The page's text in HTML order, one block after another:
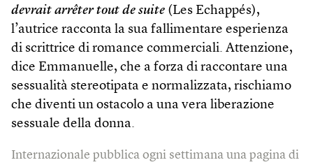
devrait arrêter tout de suite (Les Echappés),
l’autrice racconta la sua fallimentare esperienza
di scrittrice di romance commerciali. Attenzione,
dice Emmanuelle, che a forza di raccontare una
sessualità stereotipata e normalizzata, rischiamo
che diventi un ostacolo a una vera liberazione
sessuale della donna.
Internazionale pubblica ogni settimana una pagina di